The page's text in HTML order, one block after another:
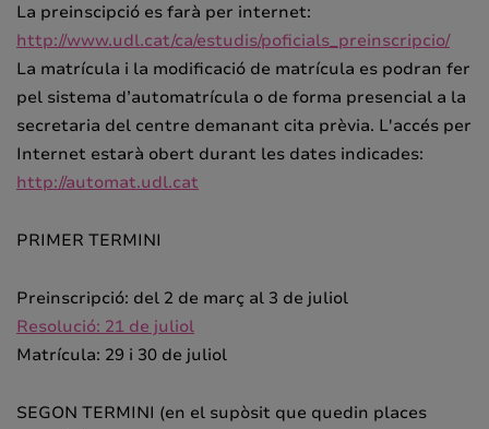
La preinscipció es farà per internet:
http://www.udl.cat/ca/estudis/poficials_preinscripcio/
La matrícula i la modificació de matrícula es podran fer
pel sistema d’automatrícula o de forma presencial a la
secretaria del centre demanant cita prèvia. L'accés per
Internet estarà obert durant les dates indicades:
http://automat.udl.cat
PRIMER TERMINI
Preinscripció: del 2 de març al 3 de juliol
Resolució: 21 de juliol
Matrícula: 29 i 30 de juliol
SEGON TERMINI (en el supòsit que quedin places